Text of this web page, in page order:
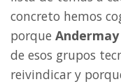
concreto hemos
porque Andermay
de esos grupos
reivindicar y